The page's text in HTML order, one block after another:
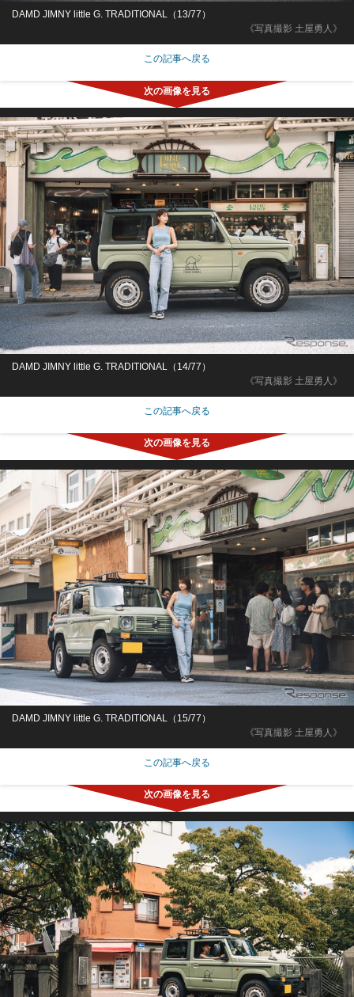
《写真撮影 土屋勇人》
DAMD JIMNY little G. TRADITIONAL（13/77）
この記事へ戻る
《写真撮影 土屋勇人》
DAMD JIMNY little G. TRADITIONAL（14/77）
この記事へ戻る
《写真撮影 土屋勇人》
DAMD JIMNY little G. TRADITIONAL（15/77）
この記事へ戻る